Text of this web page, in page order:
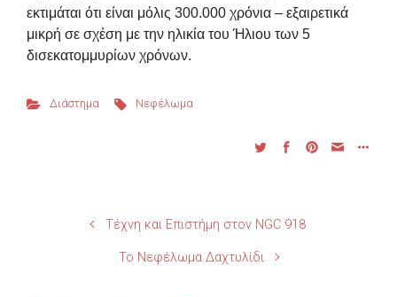
εκτιμάται ότι είναι μόλις 300.000 χρόνια – εξαιρετικά
μικρή σε σχέση με την ηλικία του Ήλιου των 5
δισεκατομμυρίων χρόνων.
Διάστημα Νεφέλωμα
Τέχνη και Επιστήμη στον NGC 918
Το Νεφέλωμα Δαχτυλίδι